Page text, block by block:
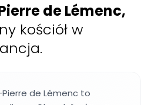
de Lémenc,
kościół w
de Lémenc to